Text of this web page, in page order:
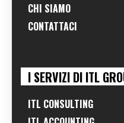
CHI SIAMO
CONTATTACI
I SERVIZI DI ITL
ITL CONSULTING